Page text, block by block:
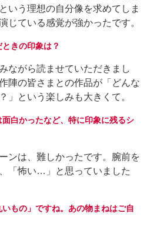
いう理想の自分像を求めてしま
じている感覚が強かったです。
きの印象は？
ながら読ませていただきまし
陣の皆さまとの作品が「どんな
」という楽しみも大きくて。
白かったなど、特に印象に残るシ
ンは、難しかったです。腕前を
「怖い…」と思っていました
もの」ですね。あの物まねはご自